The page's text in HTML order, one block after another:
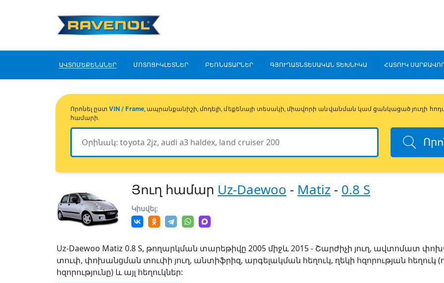
ԱՎՏՈՄԵՔԵՆԱՆԵՐ ՄՈՏՈՑԻԿԼԵՏՆԵՐ ԲԵՌՆԱՏԱՐՆԵՐ ԳՅՈՒՂԱՏՆՏԵՍԱԿԱՆ ՏԵԽՆԻԿԱ ՀԱՏՈՒԿ
Որոնել ըստVIN / Frame, ապրանքանիշի, մոդելի, մեքենայի տեսակի, միավորի անվանման կամ ցանկացած յուղի
համարի.
Յուղ համար Uz-Daewoo - Matiz - 0.8 S
Կիսվել:
Uz-Daewoo Matiz 0.8 S, թողարկման տարեթիվը 2005 միջև 2015 - Շարժիչի յուղ, ավտոմատ
տուփ, փոխանցման տուփի յուղ, անտիֆրիզ, արգելակման հեղուկ, ղեկի հզորության հեղուկ
հզորությունը) և այլ հեղուկներ: